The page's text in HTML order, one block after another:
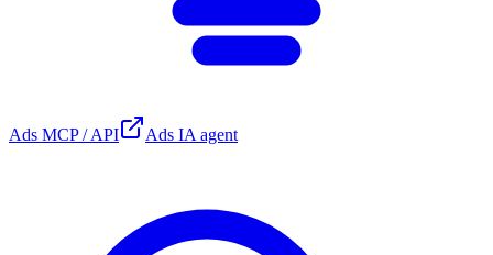
Ads MCP / API Ads IA agent